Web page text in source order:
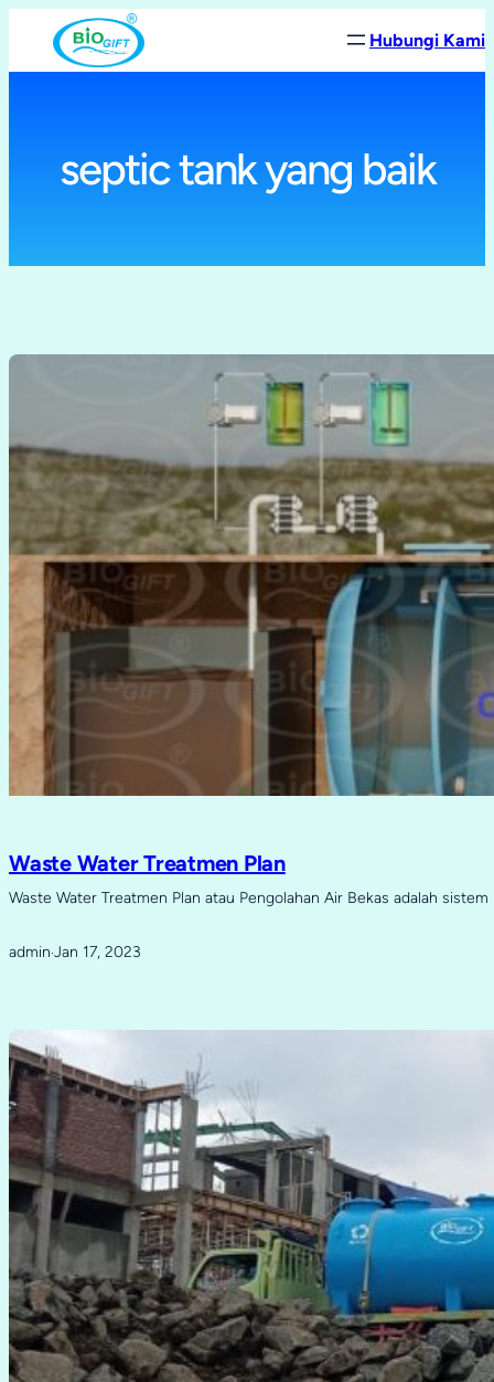
konten
Hubungi Kami
septic tank yang baik
Waste Water Treatmen Plan
Waste Water Treatmen Plan atau Pengolahan Air Bekas adalah
admin·Jan 17, 2023